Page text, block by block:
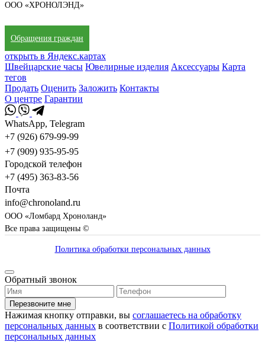
ООО «ХРОНОЛЭНД»
Обращения граждан
открыть в Яндекс.картах
Швейцарские часы Ювелирные изделия Аксессуары Карта
тегов
Продать Оценить Заложить Контакты
О центре Гарантии
WhatsApp, Telegram
+7 (926) 679-99-99
+7 (909) 935-95-95
Городской телефон
+7 (495) 363-83-56
Почта
info@chronoland.ru
ООО «Ломбард Хроноланд»
Все права защищены ©
Политика обработки персональных данных
Обратный звонок
Перезвоните мне
Нажимая кнопку отправки, вы соглашаетесь на обработку
персональных данных в соответствии с Политикой обработки
персональных данных